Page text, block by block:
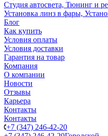
Студия автосвета, Тюнинг и
Установка линз в фары,
Блог
Как купить
Условия оплаты
Условия доставки
Гарантия на товар
Компания
О компании
Новости
Отзывы
Карьера
Контакты
Контакты
+7 (347) 246-42-20